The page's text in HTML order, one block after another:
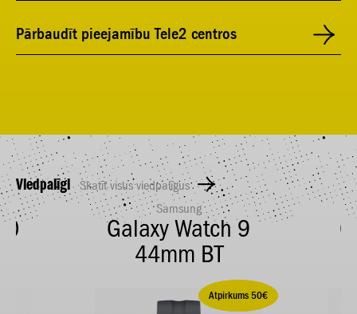
Pārbaudīt pieejamību Tele2 centros
Viedpalīgi Skatīt visus viedpalīgus
Samsung
Galaxy Watch 9
44mm BT
Ietaupi 50,00 €
Atpirkums 50€